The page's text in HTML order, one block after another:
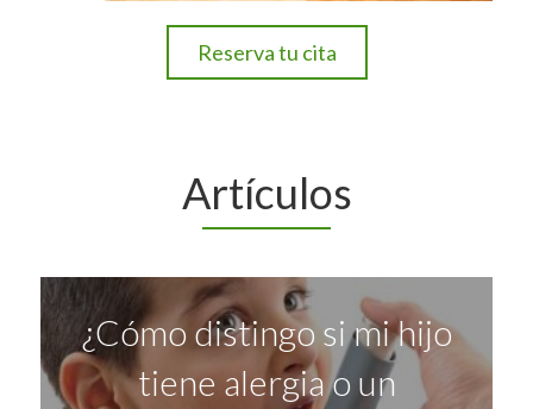
Reserva tu cita
Artículos
¿Cómo distingo si mi hijo
tiene alergia o un